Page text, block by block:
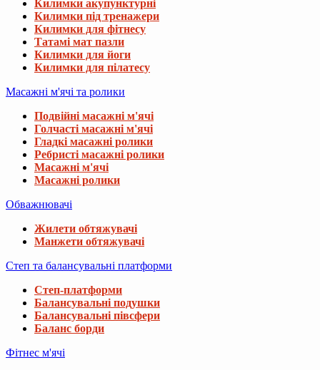
Килимки акупунктурні
Килимки під тренажери
Килимки для фітнесу
Татамі мат пазли
Килимки для йоги
Килимки для пілатесу
Масажні м'ячі та ролики
Подвійні масажні м'ячі
Голчасті масажні м'ячі
Гладкі масажні ролики
Ребристі масажні ролики
Масажні м'ячі
Масажні ролики
Обважнювачі
Жилети обтяжувачі
Манжети обтяжувачі
Степ та балансувальні платформи
Степ-платформи
Балансувальні подушки
Балансувальні півсфери
Баланс борди
Фітнес м'ячі